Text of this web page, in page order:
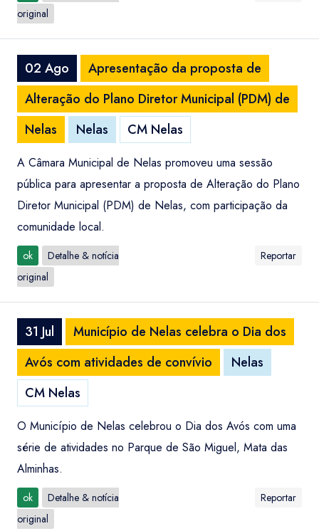
original
02 Ago
Apresentação da proposta de
Alteração do Plano Diretor Municipal (PDM) de
Nelas
Nelas CM Nelas
A Câmara Municipal de Nelas promoveu uma sessão
pública para apresentar a proposta de Alteração do Plano
Diretor Municipal (PDM) de Nelas, com participação da
comunidade local.
ok
Detalhe & notícia
original
Reportar
31 Jul
Município de Nelas celebra o Dia dos
Avós com atividades de convívio
Nelas
CM Nelas
O Município de Nelas celebrou o Dia dos Avós com uma
série de atividades no Parque de São Miguel, Mata das
Alminhas.
ok
Detalhe & notícia
original
Reportar